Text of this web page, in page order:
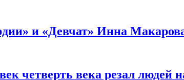
и «Девчат» Инна
четверть века резал людей